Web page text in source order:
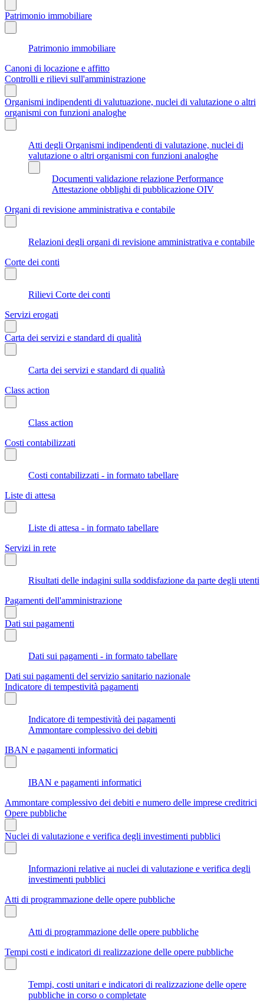
Patrimonio immobiliare
Patrimonio immobiliare
Canoni di locazione e affitto
Controlli e rilievi sull'amministrazione
Organismi indipendenti di valutuazione, nuclei di valutazione o altri
organismi con funzioni analoghe
Atti degli Organismi indipendenti di valutazione, nuclei di
valutazione o altri organismi con funzioni analoghe
Documenti validazione relazione Performance
Attestazione obblighi di pubblicazione OIV
Organi di revisione amministrativa e contabile
Relazioni degli organi di revisione amministrativa e contabile
Corte dei conti
Rilievi Corte dei conti
Servizi erogati
Carta dei servizi e standard di qualità
Carta dei servizi e standard di qualità
Class action
Class action
Costi contabilizzati
Costi contabilizzati - in formato tabellare
Liste di attesa
Liste di attesa - in formato tabellare
Servizi in rete
Risultati delle indagini sulla soddisfazione da parte degli utenti
Pagamenti dell'amministrazione
Dati sui pagamenti
Dati sui pagamenti - in formato tabellare
Dati sui pagamenti del servizio sanitario nazionale
Indicatore di tempestività pagamenti
Indicatore di tempestività dei pagamenti
Ammontare complessivo dei debiti
IBAN e pagamenti informatici
IBAN e pagamenti informatici
Ammontare complessivo dei debiti e numero delle imprese creditrici
Opere pubbliche
Nuclei di valutazione e verifica degli investimenti pubblici
Informazioni relative ai nuclei di valutazione e verifica degli
investimenti pubblici
Atti di programmazione delle opere pubbliche
Atti di programmazione delle opere pubbliche
Tempi costi e indicatori di realizzazione delle opere pubbliche
Tempi, costi unitari e indicatori di realizzazione delle opere
pubbliche in corso o completate